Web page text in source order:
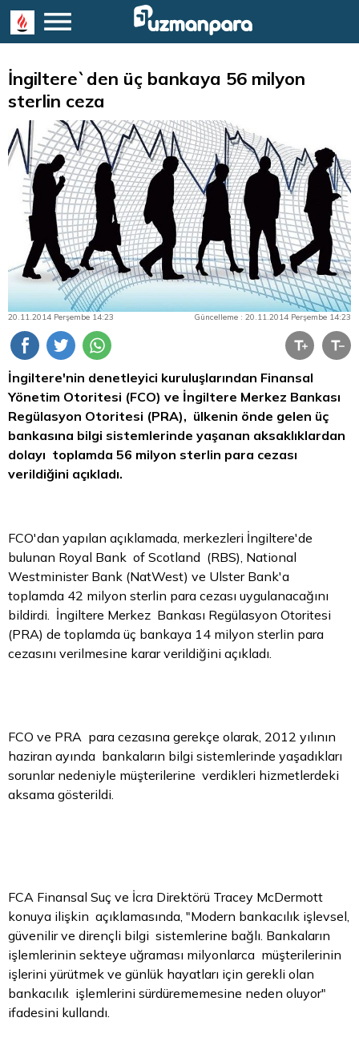
İngiltere`den üç bankaya 56 milyon
sterlin ceza
20.11.2014 Perşembe 14:23 Güncelleme : 20.11.2014 Perşembe 14:23
İngiltere'nin denetleyici kuruluşlarından Finansal
Yönetim Otoritesi (FCO) ve İngiltere Merkez Bankası
Regülasyon Otoritesi (PRA), ülkenin önde gelen üç
bankasına bilgi sistemlerinde yaşanan aksaklıklardan
dolayı toplamda 56 milyon sterlin para cezası
verildiğini açıkladı.
FCO'dan yapılan açıklamada, merkezleri İngiltere'de
bulunan Royal Bank of Scotland (RBS), National
Westminister Bank (NatWest) ve Ulster Bank'a
toplamda 42 milyon sterlin para cezası uygulanacağını
bildirdi. İngiltere Merkez Bankası Regülasyon Otoritesi
(PRA) de toplamda üç bankaya 14 milyon sterlin para
cezasını verilmesine karar verildiğini açıkladı.
FCO ve PRA para cezasına gerekçe olarak, 2012 yılının
haziran ayında bankaların bilgi sistemlerinde yaşadıkları
sorunlar nedeniyle müşterilerine verdikleri hizmetlerdeki
aksama gösterildi.
FCA Finansal Suç ve İcra Direktörü Tracey McDermott
konuya ilişkin açıklamasında, "Modern bankacılık işlevsel,
güvenilir ve dirençli bilgi sistemlerine bağlı. Bankaların
işlemlerinin sekteye uğraması milyonlarca müşterilerinin
işlerini yürütmek ve günlük hayatları için gerekli olan
bankacılık işlemlerini sürdürememesine neden oluyor"
ifadesini kullandı.